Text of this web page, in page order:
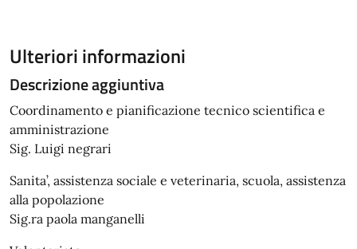
Ulteriori informazioni
Descrizione aggiuntiva
Coordinamento e pianificazione tecnico scientifica e
amministrazione
Sig. Luigi negrari
Sanita’, assistenza sociale e veterinaria, scuola, assistenza
alla popolazione
Sig.ra paola manganelli